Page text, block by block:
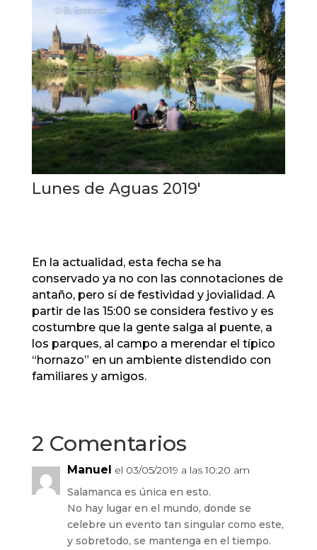
Lunes de Aguas 2019′
En la actualidad, esta fecha se ha
conservado ya no con las connotaciones de
antaño, pero sí de festividad y jovialidad. A
partir de las 15:00 se considera festivo y es
costumbre que la gente salga al puente, a
los parques, al campo a merendar el típico
“hornazo” en un ambiente distendido con
familiares y amigos.
2 Comentarios
Manuel el 03/05/2019 a las 10:20 am
Salamanca es única en esto.
No hay lugar en el mundo, donde se
celebre un evento tan singular como este,
y sobretodo, se mantenga en el tiempo.